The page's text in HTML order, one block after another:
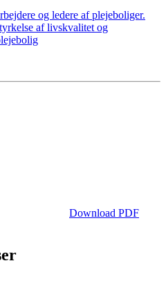
og ledere af plejeboliger.
af livskvalitet og
Download PDF